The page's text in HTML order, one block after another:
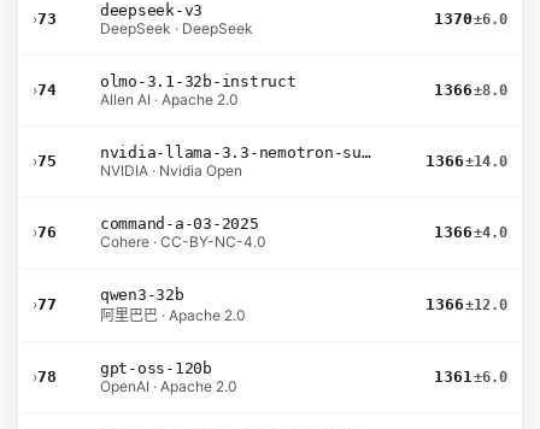
›73
deepseek-v3
DeepSeek · DeepSeek
1370±6.0
›74
olmo-3.1-32b-instruct
Allen AI · Apache 2.0
1366±8.0
›75
nvidia-llama-3.3-nemotron-super-49b-v1.5
NVIDIA · Nvidia Open
1366±14.0
›76
command-a-03-2025
Cohere · CC-BY-NC-4.0
1366±4.0
›77
qwen3-32b
阿里巴巴 · Apache 2.0
1366±12.0
›78
gpt-oss-120b
OpenAI · Apache 2.0
1361±6.0